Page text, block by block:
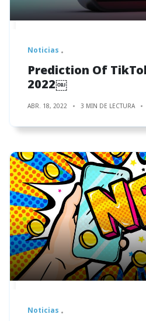
Noticias
Prediction Of
2022￼
ABR. 18, 2022 3 MIN DE LECTURA
Noticias